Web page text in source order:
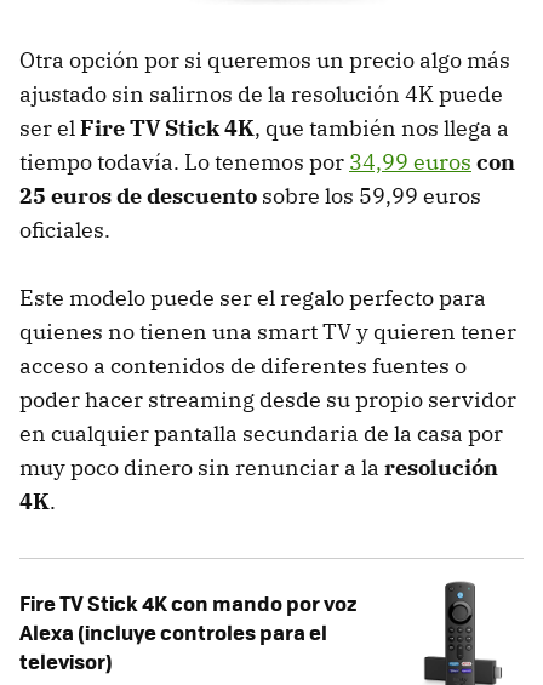
Otra opción por si queremos un precio algo más
ajustado sin salirnos de la resolución 4K puede
ser elFire TV Stick 4K, que también nos llega a
tiempo todavía. Lo tenemos por 34,99 euros con
25 euros de descuento sobre los 59,99 euros
oficiales.
Este modelo puede ser el regalo perfecto para
quienes no tienen una smart TV y quieren tener
acceso a contenidos de diferentes fuentes o
poder hacer streaming desde su propio servidor
en cualquier pantalla secundaria de la casa por
muy poco dinero sin renunciar a la resolución
4K.
Fire TV Stick 4K con mando por voz
Alexa (incluye controles para el
televisor)